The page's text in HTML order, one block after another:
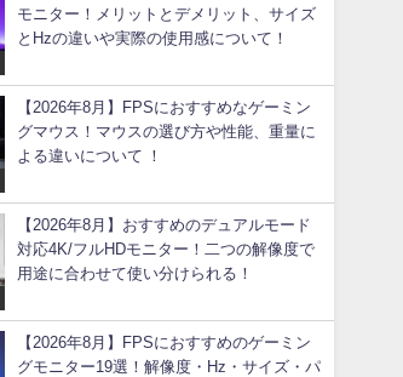
モニター！メリットとデメリット、サイズ
とHzの違いや実際の使用感について！
【2026年8月】FPSにおすすめなゲーミン
グマウス！マウスの選び方や性能、重量に
よる違いについて ！
【2026年8月】おすすめのデュアルモード
対応4K/フルHDモニター！二つの解像度で
用途に合わせて使い分けられる！
【2026年8月】FPSにおすすめのゲーミン
グモニター19選！解像度・Hz・サイズ・パ